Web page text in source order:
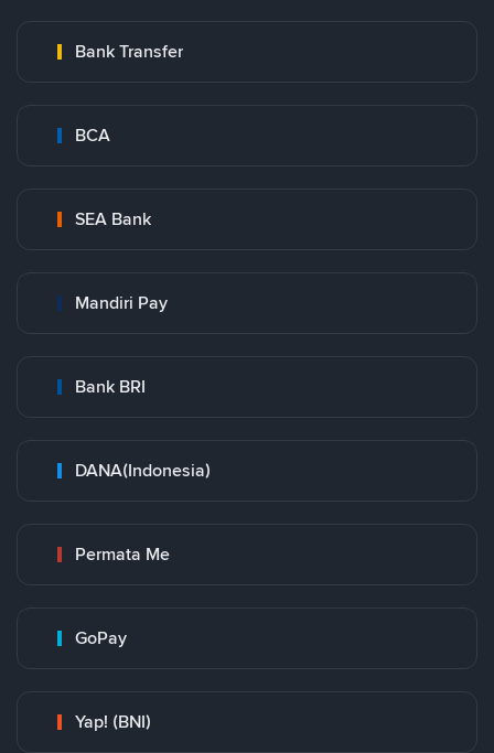
Bank Transfer
BCA
SEA Bank
Mandiri Pay
Bank BRI
DANA(Indonesia)
Permata Me
GoPay
Yap! (BNI)